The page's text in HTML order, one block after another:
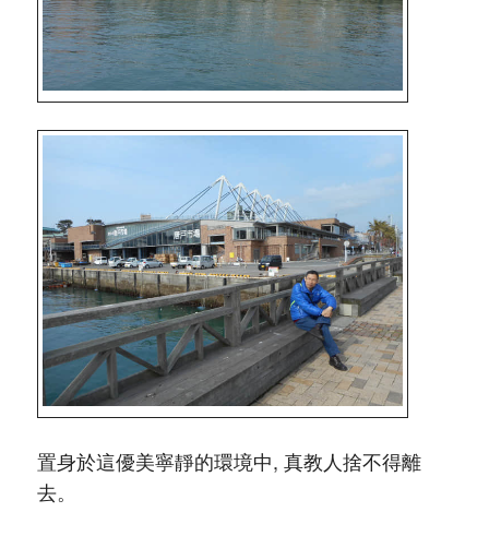
置身於這優美寧靜的環境中, 真教人捨不得離
去。